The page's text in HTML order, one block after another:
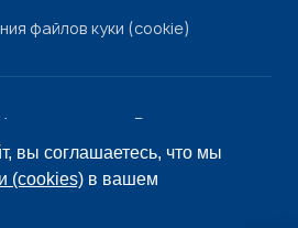
вы соглашаетесь, что мы
(cookies) в вашем
файлов куки (cookie)
России